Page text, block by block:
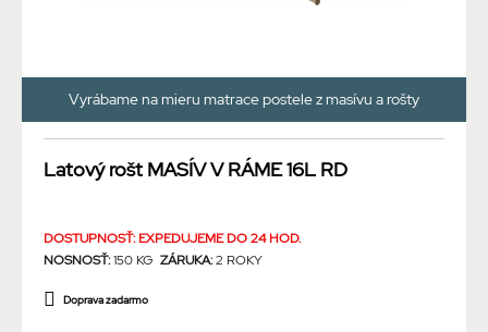
Vyrábame na mieru matrace postele z masívu a rošty
Latový rošt MASÍV V RÁME 16L RD
DOSTUPNOSŤ: EXPEDUJEME DO 24 HOD.
NOSNOSŤ:150 KG ZÁRUKA:2 ROKY
Doprava zadarmo